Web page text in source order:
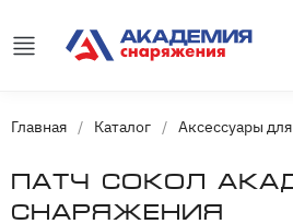
Главная / Каталог / Аксессуары
Патч Сокол
Снаряжения